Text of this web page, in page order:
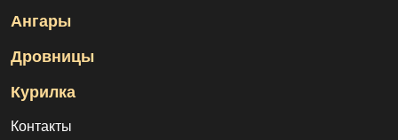
Ангары
Дровницы
Курилка
Контакты